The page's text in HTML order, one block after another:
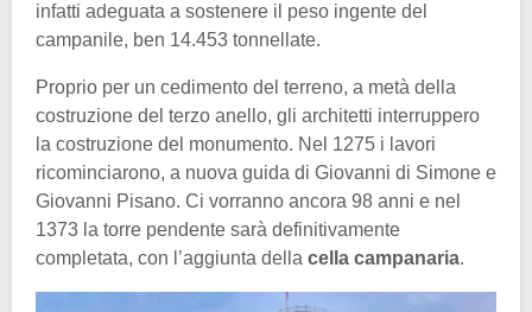
infatti adeguata a sostenere il peso ingente del
campanile, ben 14.453 tonnellate.
Proprio per un cedimento del terreno, a metà della
costruzione del terzo anello, gli architetti interruppero
la costruzione del monumento. Nel 1275 i lavori
ricominciarono, a nuova guida di Giovanni di Simone e
Giovanni Pisano. Ci vorranno ancora 98 anni e nel
1373 la torre pendente sarà definitivamente
completata, con l’aggiunta della cella campanaria.